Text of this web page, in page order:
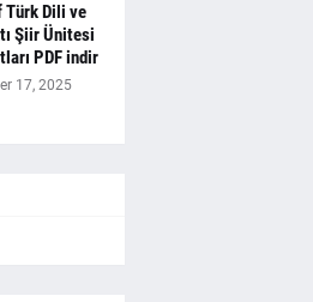
Türk Dili ve
Şiir Ünitesi
PDF indir
17, 2025